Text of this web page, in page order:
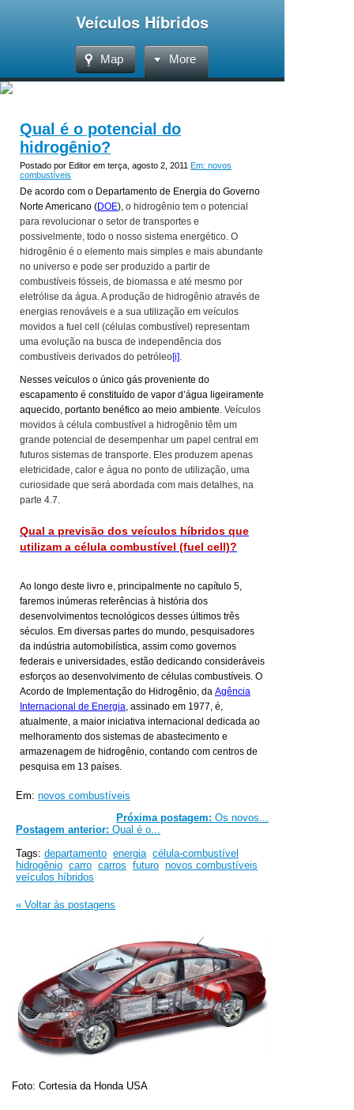
Veículos Híbridos
Map More
Qual é o potencial do
hidrogênio?
Postado por Editor em terça, agosto 2, 2011 Em: novos
combustíveis
De acordo com o Departamento de Energia do Governo
Norte Americano (DOE), o hidrogênio tem o potencial
para revolucionar o setor de transportes e
possivelmente, todo o nosso sistema energético. O
hidrogênio é o elemento mais simples e mais abundante
no universo e pode ser produzido a partir de
combustíveis fósseis, de biomassa e até mesmo por
eletrólise da água. A produção de hidrogênio através de
energias renováveis e a sua utilização em veículos
movidos a fuel cell (células combustível ) representam
uma evolução na busca de independência dos
combustíveis derivados do petróleo[i].
Nesses veículos o único gás proveniente do
escapamento é constituído de vapor d’água ligeiramente
aquecido, portanto benéfico ao meio ambiente. Veículos
movidos à célula combustível a hidrogênio têm um
grande potencial de desempenhar um papel central em
futuros sistemas de transporte. Eles produzem apenas
eletricidade, calor e água no ponto de utilização, uma
curiosidade que será abordada com mais detalhes, na
parte 4.7.
Qual a previsão dos veículos híbridos que
utilizam a célula combustível (fuel cell)?
Ao longo deste livro e, principalmente no capítulo 5,
faremos inúmeras referências à história dos
desenvolvimentos tecnológicos desses últimos três
séculos. Em diversas partes do mundo, pesquisadores
da indústria automobilística, assim como governos
federais e universidades, estão dedicando consideráveis
esforços ao desenvolvimento de células combustíveis. O
Acordo de Implementação do Hidrogênio, da Agência
Internacional de Energia, assinado em 1977, é,
atualmente, a maior iniciativa internacional dedicada ao
melhoramento dos sistemas de abastecimento e
armazenagem de hidrogênio, contando com centros de
pesquisa em 13 países.
Em: novos combustíveis
Próxima postagem: Os novos...
Postagem anterior: Qual é o...
Tags: departamento energia célula-combustível
hidrogênio carro carros futuro novos combustíveis
veículos híbridos
« Voltar às postagens
Foto: Cortesia da Honda USA